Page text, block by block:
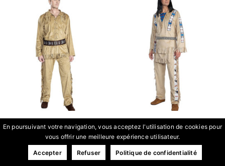
DÉGUISEMENT OLD
SHATTERHAND ADULTE
89,90CHF
DÉGUISEMENT WINNETOU
ADULTE
109,00CHF
En poursuivant votre navigation, vous acceptez l'utilisation de cookies pour
vous offrir une meilleure expérience utilisateur.
Accepter Refuser Politique de confidentialité